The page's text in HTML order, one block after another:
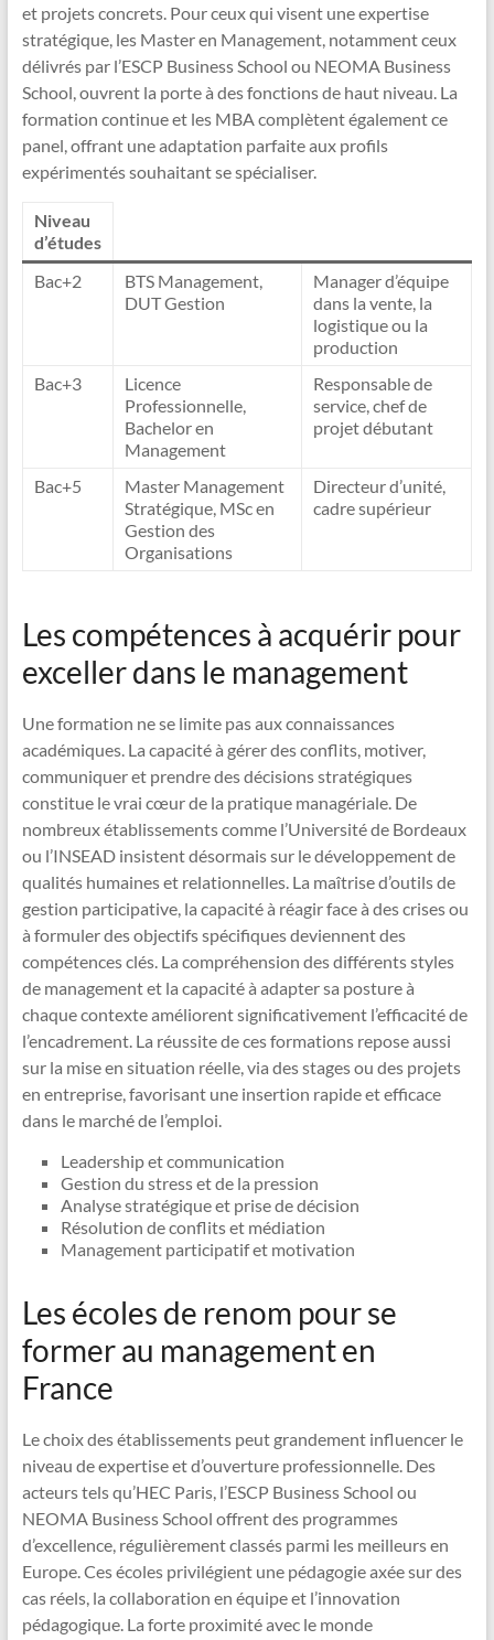
et projets concrets. Pour ceux qui visent une expertise
stratégique, les Master en Management, notamment ceux
délivrés par l’ESCP Business School ou NEOMA Business
School, ouvrent la porte à des fonctions de haut niveau. La
formation continue et les MBA complètent également ce
panel, offrant une adaptation parfaite aux profils
expérimentés souhaitant se spécialiser.
Niveau
d’études
Bac+2
BTS Management,
DUT Gestion
Manager d’équipe
dans la vente, la
logistique ou la
production
Bac+3
Licence
Professionnelle,
Bachelor en
Management
Responsable de
service, chef de
projet débutant
Bac+5
Master Management
Stratégique, MSc en
Gestion des
Organisations
Directeur d’unité,
cadre supérieur
Les compétences à acquérir pour
exceller dans le management
Une formation ne se limite pas aux connaissances
académiques. La capacité à gérer des conflits, motiver,
communiquer et prendre des décisions stratégiques
constitue le vrai cœur de la pratique managériale. De
nombreux établissements comme l’Université de Bordeaux
ou l’INSEAD insistent désormais sur le développement de
qualités humaines et relationnelles. La maîtrise d’outils de
gestion participative, la capacité à réagir face à des crises ou
à formuler des objectifs spécifiques deviennent des
compétences clés. La compréhension des différents styles
de management et la capacité à adapter sa posture à
chaque contexte améliorent significativement l’efficacité de
l’encadrement. La réussite de ces formations repose aussi
sur la mise en situation réelle, via des stages ou des projets
en entreprise, favorisant une insertion rapide et efficace
dans le marché de l’emploi.
Leadership et communication
Gestion du stress et de la pression
Analyse stratégique et prise de décision
Résolution de conflits et médiation
Management participatif et motivation
Les écoles de renom pour se
former au management en
France
Le choix des établissements peut grandement influencer le
niveau de expertise et d’ouverture professionnelle. Des
acteurs tels qu’HEC Paris, l’ESCP Business School ou
NEOMA Business School offrent des programmes
d’excellence, régulièrement classés parmi les meilleurs en
Europe. Ces écoles privilégient une pédagogie axée sur des
cas réels, la collaboration en équipe et l’innovation
pédagogique. La forte proximité avec le monde